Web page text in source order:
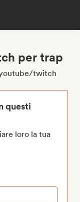
per trap
youtube/twitch
questi
loro la tua